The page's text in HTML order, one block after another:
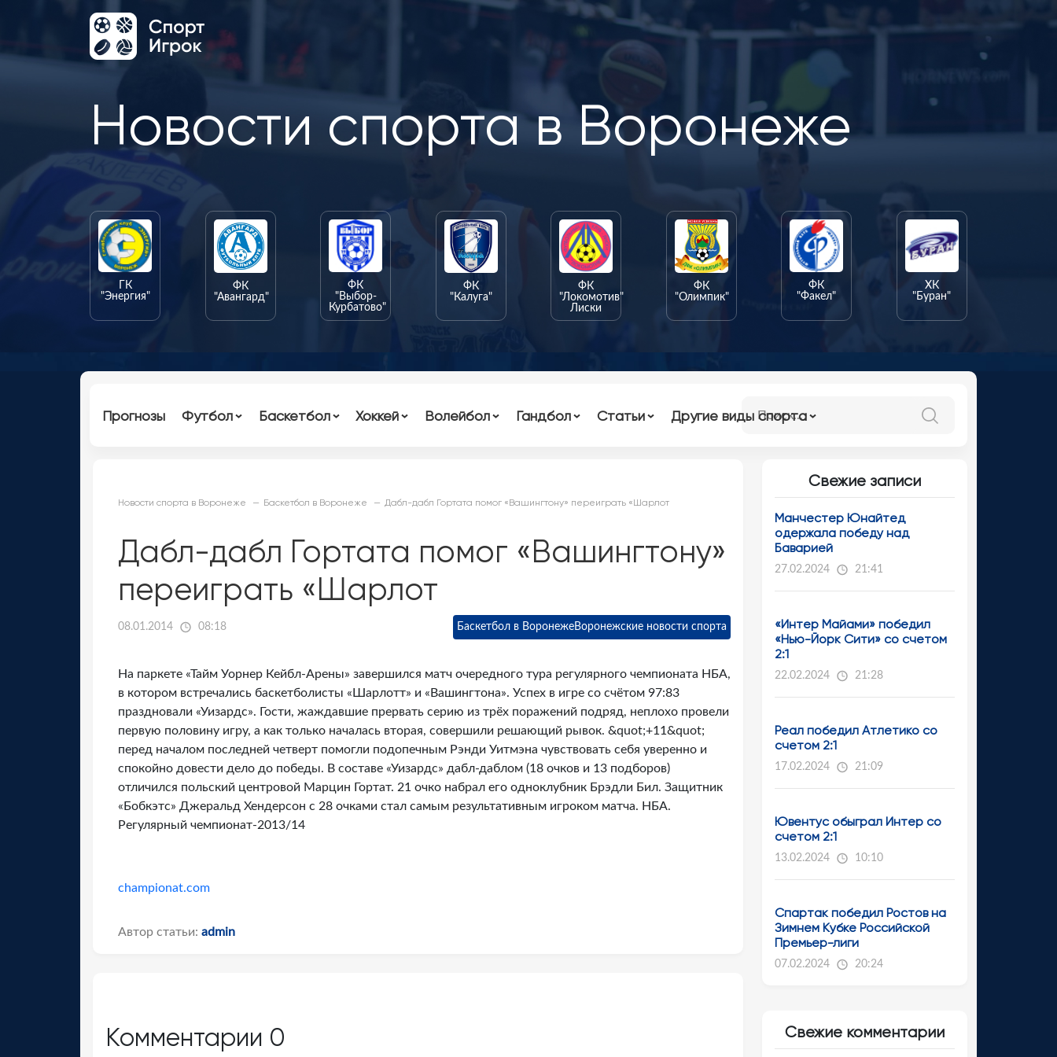
Новости спорта в Воронеже
ГК
"Энергия"
ФК
"Авангард"
ФК
"Выбор-
Курбатово"
ФК
"Калуга"
ФК
"Локомотив"
Лиски
ФК
"Олимпик"
ФК
"Факел"
ХК
"Буран"
Прогнозы Футбол Баскетбол Хоккей Волейбол Гандбол Статьи Другие виды спорта
Новости спорта в Воронеже Баскетбол в Воронеже Дабл-дабл Гортата помог «Вашингтону» переиграть «Шарлот
Дабл-дабл Гортата помог «Вашингтону»
переиграть «Шарлот
08.01.2014 08:18 Баскетбол в ВоронежеВоронежские новости спорта
На паркете «Тайм Уорнер Кейбл-Арены» завершился матч очередного тура регулярного чемпионата НБА,
в котором встречались баскетболисты «Шарлотт» и «Вашингтона». Успех в игре со счётом 97:83
праздновали «Уизардс». Гости, жаждавшие прервать серию из трёх поражений подряд, неплохо провели
первую половину игру, а как только началась вторая, совершили решающий рывок. &quot;+11&quot;
перед началом последней четверт помогли подопечным Рэнди Уитмэна чувствовать себя уверенно и
спокойно довести дело до победы. В составе «Уизардс» дабл-даблом (18 очков и 13 подборов)
отличился польский центровой Марцин Гортат. 21 очко набрал его одноклубник Брэдли Бил. Защитник
«Бобкэтс» Джеральд Хендерсон с 28 очками стал самым результативным игроком матча. НБА.
Регулярный чемпионат-2013/14
championat.com
Автор статьи: admin
Комментарии 0
Свежие записи
Манчестер Юнайтед
одержала победу над
Баварией
27.02.2024 21:41
«Интер Майами» победил
«Нью-Йорк Сити» со счетом
2:1
22.02.2024 21:28
Реал победил Атлетико со
счетом 2:1
17.02.2024 21:09
Ювентус обыграл Интер со
счетом 2:1
13.02.2024 10:10
Спартак победил Ростов на
Зимнем Кубке Российской
Премьер-лиги
07.02.2024 20:24
Свежие комментарии